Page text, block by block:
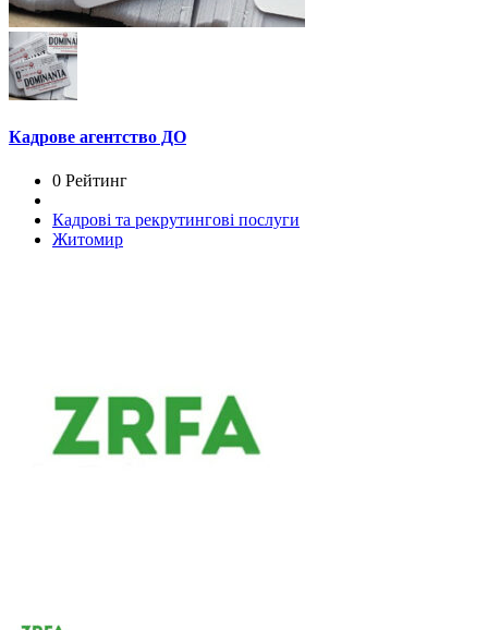
Кадрове агентство ДО
0 Рейтинг
Кадрові та рекрутингові послуги
Житомир